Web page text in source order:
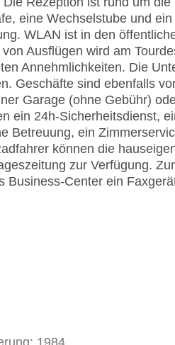
eine Wechselstube und
WLAN ist in den
Ausflügen wird am
Annehmlichkeiten. Die
Geschäfte sind ebenfalls
Garage (ohne Gebühr)
ein 24h-Sicherheitsdienst,
Betreuung, ein
können die
zur Verfügung.
Business-Center ein